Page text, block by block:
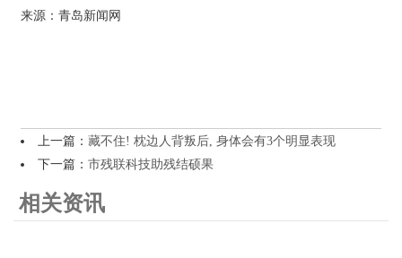
来源：青岛新闻网
上一篇： 藏不住! 枕边人背叛后, 身体会有3个明显表现
下一篇： 市残联科技助残结硕果
相关资讯